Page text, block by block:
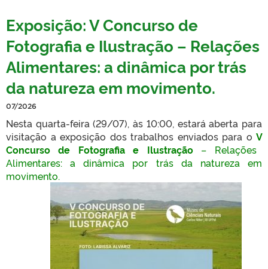
Exposição: V Concurso de
Fotografia e Ilustração – Relações
Alimentares: a dinâmica por trás
da natureza em movimento.
07/2026
Nesta quarta-feira (29/07), às 10:00, estará aberta para
visitação a exposição dos trabalhos enviados para o V
Concurso de Fotografia e Ilustração
– Relações
Alimentares: a dinâmica por trás da natureza em
movimento.